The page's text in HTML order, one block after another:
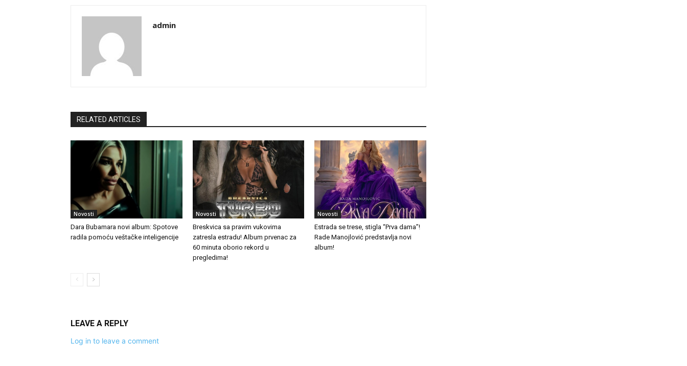
admin
RELATED ARTICLES
Novosti
Dara Bubamara novi album: Spotove
radila pomoću veštačke inteligencije
Novosti
Breskvica sa pravim vukovima
zatresla estradu! Album prvenac za
60 minuta oborio rekord u
pregledima!
Novosti
Estrada se trese, stigla “Prva dama”!
Rade Manojlović predstavlja novi
album!
LEAVE A REPLY
Log in to leave a comment